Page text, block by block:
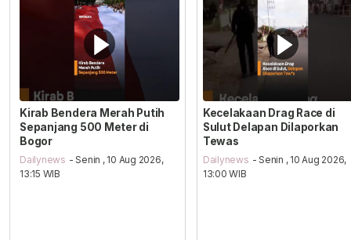
Kirab Bendera Merah Putih
Sepanjang 500 Meter di
Bogor
Dailynews - Senin , 10 Aug 2026,
13:15 WIB
Kecelakaan Drag Race di
Sulut Delapan Dilaporkan
Tewas
Dailynews - Senin , 10 Aug 2026,
13:00 WIB